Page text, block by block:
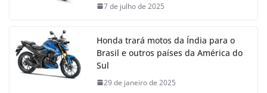
7 de julho de 2025
Honda trará motos da Índia para o
Brasil e outros países da América do
Sul
29 de janeiro de 2025